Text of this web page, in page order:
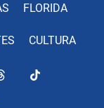
FLORIDA
CULTURA